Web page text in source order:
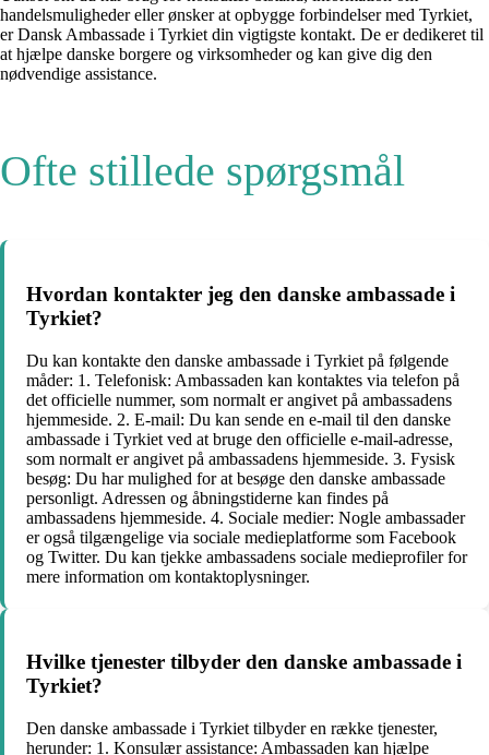
handelsmuligheder eller ønsker at opbygge forbindelser med Tyrkiet,
er Dansk Ambassade i Tyrkiet din vigtigste kontakt. De er dedikeret til
at hjælpe danske borgere og virksomheder og kan give dig den
nødvendige assistance.
Ofte stillede spørgsmål
Hvordan kontakter jeg den danske ambassade i
Tyrkiet?
Du kan kontakte den danske ambassade i Tyrkiet på følgende
måder: 1. Telefonisk: Ambassaden kan kontaktes via telefon på
det officielle nummer, som normalt er angivet på ambassadens
hjemmeside. 2. E-mail: Du kan sende en e-mail til den danske
ambassade i Tyrkiet ved at bruge den officielle e-mail-adresse,
som normalt er angivet på ambassadens hjemmeside. 3. Fysisk
besøg: Du har mulighed for at besøge den danske ambassade
personligt. Adressen og åbningstiderne kan findes på
ambassadens hjemmeside. 4. Sociale medier: Nogle ambassader
er også tilgængelige via sociale medieplatforme som Facebook
og Twitter. Du kan tjekke ambassadens sociale medieprofiler for
mere information om kontaktoplysninger.
Hvilke tjenester tilbyder den danske ambassade i
Tyrkiet?
Den danske ambassade i Tyrkiet tilbyder en række tjenester,
herunder: 1. Konsulær assistance: Ambassaden kan hjælpe